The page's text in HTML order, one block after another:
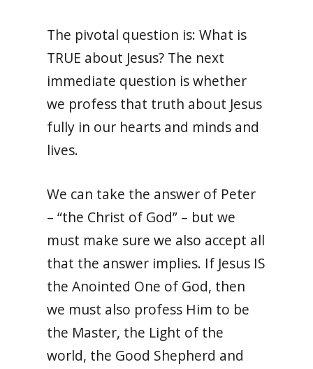
The pivotal question is: What is
TRUE about Jesus? The next
immediate question is whether
we profess that truth about Jesus
fully in our hearts and minds and
lives.
We can take the answer of Peter
– “the Christ of God” – but we
must make sure we also accept all
that the answer implies. If Jesus IS
the Anointed One of God, then
we must also profess Him to be
the Master, the Light of the
world, the Good Shepherd and